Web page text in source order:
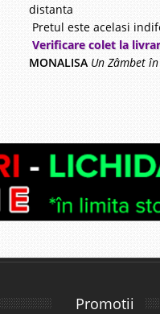
distanta
Pretul este acelasi
Verificare colet la
MONALISA Un Zâmbet
Promotii